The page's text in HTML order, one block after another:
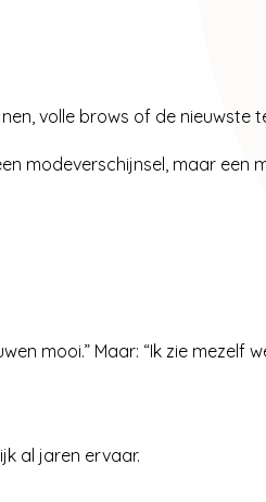
volle brows of de nieuwste
modeverschijnsel, maar een
mooi.” Maar: “Ik zie mezelf
al jaren ervaar.